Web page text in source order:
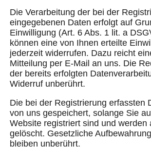
Die Verarbeitung der bei der
eingegebenen Daten erfolgt auf
Einwilligung (Art. 6 Abs. 1 lit. a
können eine von Ihnen erteilte
jederzeit widerrufen. Dazu reicht
Mitteilung per E-Mail an uns. Die
der bereits erfolgten
Widerruf unberührt.
Die bei der Registrierung erfassten
von uns gespeichert, solange Sie
Website registriert sind und werden
gelöscht. Gesetzliche
bleiben unberührt.